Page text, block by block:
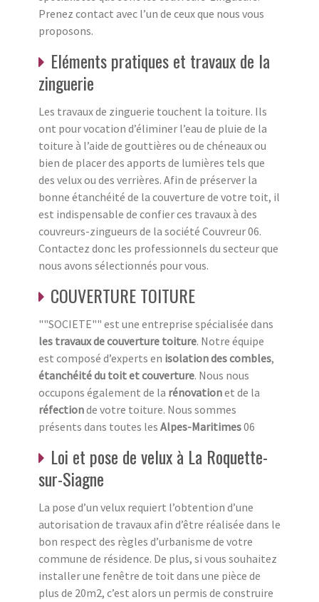
Prenez contact avec l’un de ceux que nous vous
proposons.
Eléments pratiques et travaux de la
zinguerie
Les travaux de zinguerie touchent la toiture. Ils
ont pour vocation d’éliminer l’eau de pluie de la
toiture à l’aide de gouttières ou de chéneaux ou
bien de placer des apports de lumières tels que
des velux ou des verrières. Afin de préserver la
bonne étanchéité de la couverture de votre toit, il
est indispensable de confier ces travaux à des
couvreurs-zingueurs de la société Couvreur 06.
Contactez donc les professionnels du secteur que
nous avons sélectionnés pour vous.
COUVERTURE TOITURE
""SOCIETE"" est une entreprise spécialisée dans
les travaux de couverture toiture. Notre équipe
est composé d’experts en isolation des combles,
étanchéité du toit et couverture. Nous nous
occupons également de la rénovationet de la
réfectionde votre toiture. Nous sommes
présents dans toutes les Alpes-Maritimes06
Loi et pose de velux à La Roquette-
sur-Siagne
La pose d’un velux requiert l’obtention d’une
autorisation de travaux afin d’être réalisée dans le
bon respect des règles d’urbanisme de votre
commune de résidence. De plus, si vous souhaitez
installer une fenêtre de toit dans une pièce de
plus de 20m2, c’est alors un permis de construire